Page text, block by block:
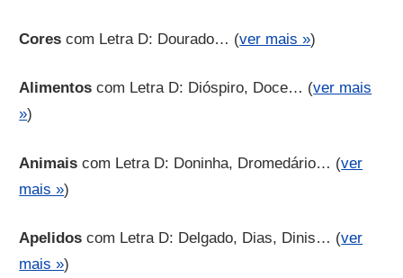
Cores com Letra D: Dourado… (ver mais »)
Alimentos com Letra D: Dióspiro, Doce… (ver mais
»)
Animais com Letra D: Doninha, Dromedário… (ver
mais »)
Apelidos com Letra D: Delgado, Dias, Dinis… (ver
mais »)